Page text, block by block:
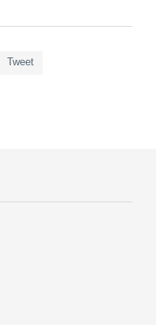
Tweet